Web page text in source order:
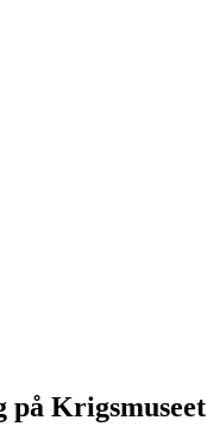
på Krigsmuseet